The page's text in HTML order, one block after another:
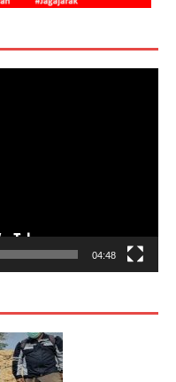
04:48